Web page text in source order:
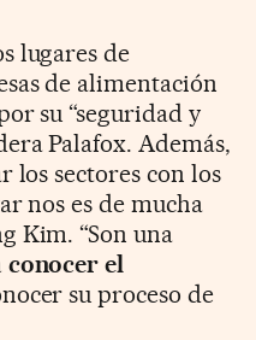
lugares de
de alimentación
su “seguridad y
Palafox. Además,
los sectores con los
nos es de mucha
Kim. “Son una
el
su proceso de